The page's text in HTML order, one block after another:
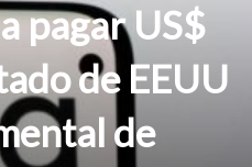
pagar US$
de EEUU
de